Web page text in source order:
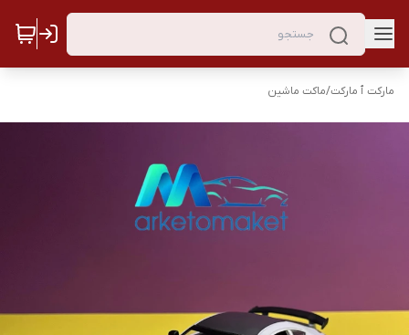
مارکت ٱ مارکت/ماکت ماشین